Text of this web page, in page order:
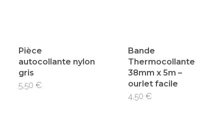
Pièce
autocollante nylon
gris
5,50 €
Bande
Thermocollante
38mm x 5m –
ourlet facile
4,50 €